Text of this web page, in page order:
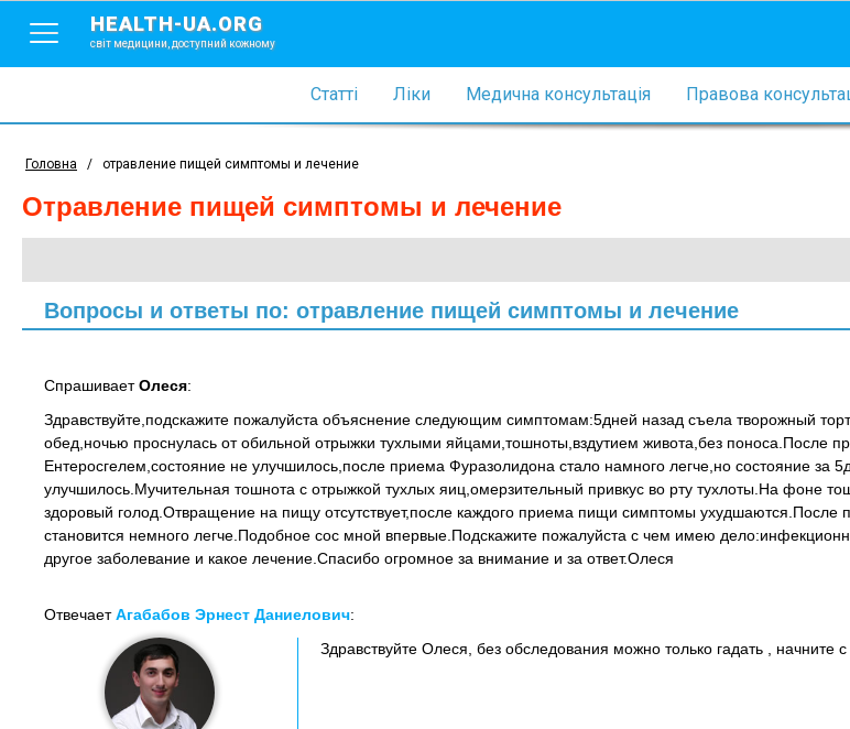
HEALTH-UA.ORG
світ медицини, доступний кожному
Статті Ліки Медична консультація Правова
Головна / отравление пищей симптомы и лечение
отравление пищей симптомы и лечение
Вопросы и ответы по: отравление пищей симптомы и лечение
СпрашиваетОлеся:
Здравствуйте,подскажите пожалуйста объяснение следующим симптомам:5дней назад съела творожный
обед,ночью проснулась от обильной отрыжки тухлыми яйцами,тошноты,вздутием живота,без поноса.После
Ентеросгелем,состояние не улучшилось,после приема Фуразолидона стало намного легче,но состояние за
улучшилось.Мучительная тошнота с отрыжкой тухлых яиц,омерзительный привкус во рту тухлоты.На фоне
здоровый голод.Отвращение на пищу отсутствует,после каждого приема пищи симптомы ухудшаются.После
становится немного легче.Подобное сос мной впервые.Подскажите пожалуйста с чем имею
другое заболевание и какое лечение.Спасибо огромное за внимание и за ответ.Олеся
ОтвечаетАгабабов Эрнест Даниелович:
Здравствуйте Олеся, без обследования можно только гадать , начните